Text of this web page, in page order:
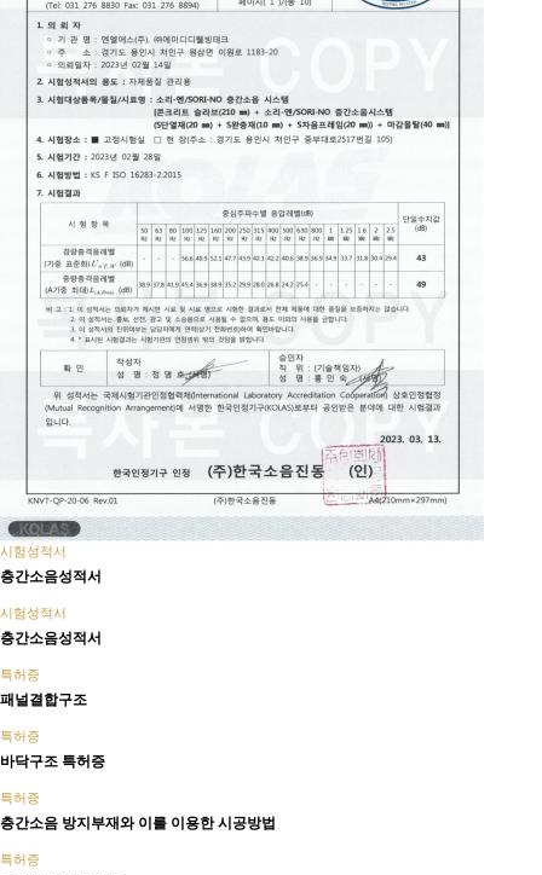
시험성적서
층간소음성적서
시험성적서
층간소음성적서
특허증
패널결합구조
특허증
바닥구조 특허증
특허증
층간소음 방지부재와 이를 이용한 시공방법
특허증